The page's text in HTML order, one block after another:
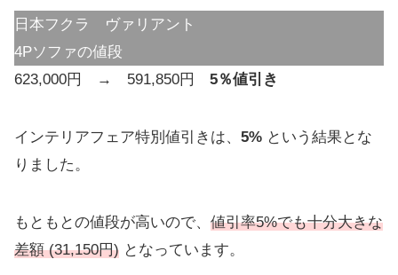
日本フクラ ヴァリアント
4Pソファの値段
623,000円 → 591,850円 5％値引き
インテリアフェア特別値引きは、 5% という結果とな
りました。
もともとの値段が高いので、 値引率5%でも十分大きな
差額 (31,150円) となっています。